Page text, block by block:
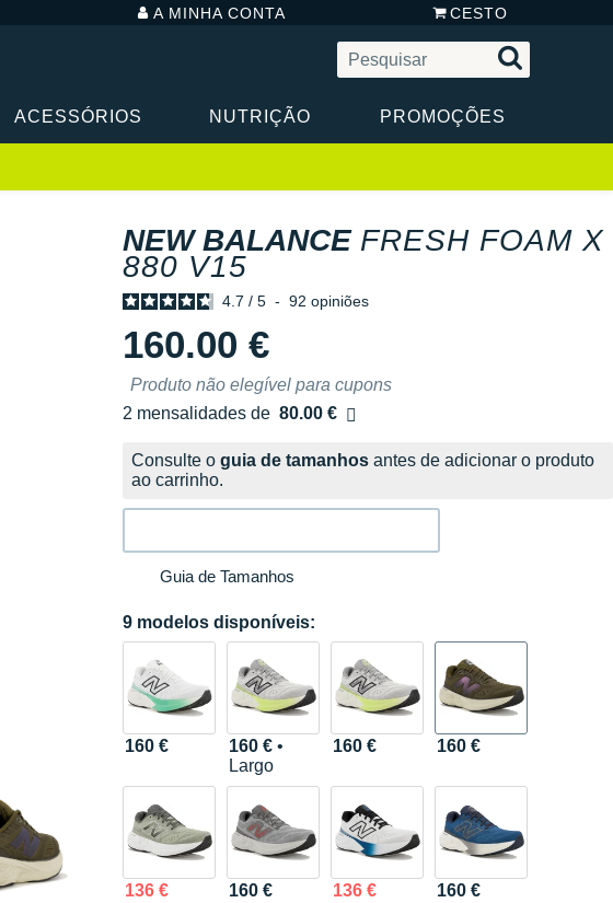
A MINHA CONTA CESTO
ACESSÓRIOS NUTRIÇÃO PROMOÇÕES
NEW BALANCE FRESH FOAM X
880 V15
4.7 / 5 - 92 opiniões
160.00 €
Produto não elegível para cupons
2 mensalidades de 80.00 €
sem custos
Consulte o guia de tamanhos antes de adicionar o produto
ao carrinho.
Guia de Tamanhos
9 modelos disponíveis:
160 € 160 €•
Largo
160 € 160 €
136 € 160 € 136 € 160 €